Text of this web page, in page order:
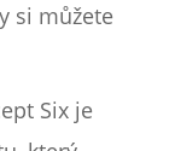
si můžete
Six je